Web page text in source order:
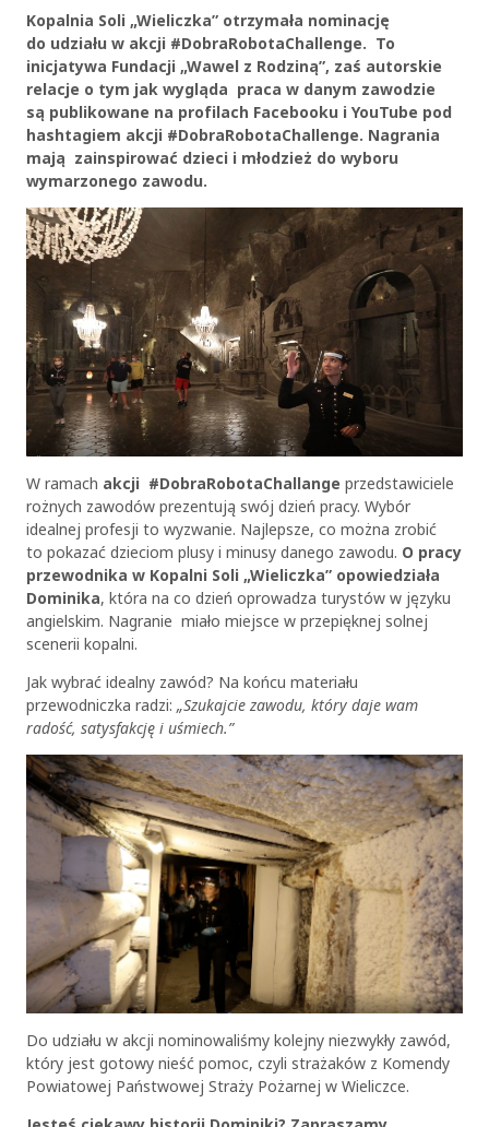
Kopalnia Soli „Wieliczka” otrzymała nominację
do udziału w akcji #DobraRobotaChallenge. To
inicjatywa Fundacji „Wawel z Rodziną”, zaś autorskie
relacje o tym jak wygląda praca w danym zawodzie
są publikowane na profilach Facebooku i YouTube pod
hashtagiem akcji #DobraRobotaChallenge. Nagrania
mają zainspirować dzieci i młodzież do wyboru
wymarzonego zawodu.
W ramach akcji #DobraRobotaChallange przedstawiciele
rożnych zawodów prezentują swój dzień pracy. Wybór
idealnej profesji to wyzwanie. Najlepsze, co można zrobić
to pokazać dzieciom plusy i minusy danego zawodu. O pracy
przewodnika w Kopalni Soli „Wieliczka” opowiedziała
Dominika, która na co dzień oprowadza turystów w języku
angielskim. Nagranie miało miejsce w przepięknej solnej
scenerii kopalni.
Jak wybrać idealny zawód? Na końcu materiału
przewodniczka radzi:„Szukajcie zawodu, który daje wam
radość, satysfakcję i uśmiech.”
Do udziału w akcji nominowaliśmy kolejny niezwykły zawód,
który jest gotowy nieść pomoc, czyli strażaków z Komendy
Powiatowej Państwowej Straży Pożarnej w Wieliczce.